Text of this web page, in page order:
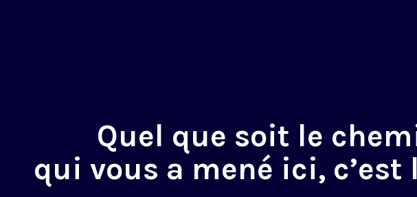
Quel que soit le
qui vous a mené ici, c’est